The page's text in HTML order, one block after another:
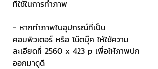
ที่ใช้ในการทำภาพ
- หากทำภาพใบอุปกรณ์ที่เป็น
คอมพิวเตอร์ หรือ โน๊ตบุ๊ค ให้ใช้ความ
ละเอียดที่ 2560 x 423 p เพื่อให้ภาพปก
ออกมาดูดี